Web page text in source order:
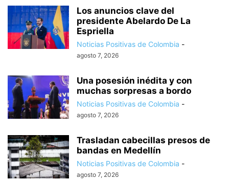
Los anuncios clave del
presidente Abelardo De La
Espriella
Noticias Positivas de Colombia -
agosto 7, 2026
Una posesión inédita y con
muchas sorpresas a bordo
Noticias Positivas de Colombia -
agosto 7, 2026
Trasladan cabecillas presos de
bandas en Medellín
Noticias Positivas de Colombia -
agosto 7, 2026